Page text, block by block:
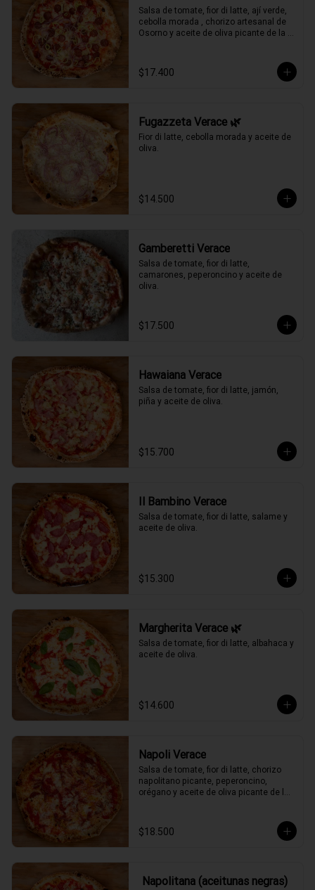
Salsa de tomate, fior di latte, ají verde,
cebolla morada , chorizo artesanal de
Osorno y aceite de oliva picante de la
$17.400
Fugazzeta Verace 🌿
Fior di latte, cebolla morada y aceite de
oliva.
$14.500
Gamberetti Verace
Salsa de tomate, fior di latte,
camarones, peperoncino y aceite de
oliva.
$17.500
Hawaiana Verace
Salsa de tomate, fior di latte, jamón,
piña y aceite de oliva.
$15.700
Il Bambino Verace
Salsa de tomate, fior di latte, salame y
aceite de oliva.
$15.300
Margherita Verace 🌿
Salsa de tomate, fior di latte, albahaca y
aceite de oliva.
$14.600
Napoli Verace
Salsa de tomate, fior di latte, chorizo
napolitano picante, peperoncino,
orégano y aceite de oliva picante de la
$18.500
Napolitana (aceitunas negras)